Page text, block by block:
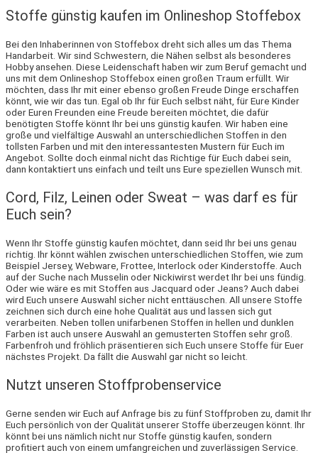
Stoffe günstig kaufen im Onlineshop Stoffebox
Bei den Inhaberinnen von Stoffebox dreht sich alles um das Thema
Handarbeit. Wir sind Schwestern, die Nähen selbst als besonderes
Hobby ansehen. Diese Leidenschaft haben wir zum Beruf gemacht und
uns mit dem Onlineshop Stoffebox einen großen Traum erfüllt. Wir
möchten, dass Ihr mit einer ebenso großen Freude Dinge erschaffen
könnt, wie wir das tun. Egal ob Ihr für Euch selbst näht, für Eure Kinder
oder Euren Freunden eine Freude bereiten möchtet, die dafür
benötigten Stoffe könnt Ihr bei uns günstig kaufen. Wir haben eine
große und vielfältige Auswahl an unterschiedlichen Stoffen in den
tollsten Farben und mit den interessantesten Mustern für Euch im
Angebot. Sollte doch einmal nicht das Richtige für Euch dabei sein,
dann kontaktiert uns einfach und teilt uns Eure speziellen Wunsch mit.
Cord, Filz, Leinen oder Sweat – was darf es für
Euch sein?
Wenn Ihr Stoffe günstig kaufen möchtet, dann seid Ihr bei uns genau
richtig. Ihr könnt wählen zwischen unterschiedlichen Stoffen, wie zum
Beispiel Jersey, Webware, Frottee, Interlock oder Kinderstoffe. Auch
auf der Suche nach Musselin oder Nickiwirst werdet Ihr bei uns fündig.
Oder wie wäre es mit Stoffen aus Jacquard oder Jeans? Auch dabei
wird Euch unsere Auswahl sicher nicht enttäuschen. All unsere Stoffe
zeichnen sich durch eine hohe Qualität aus und lassen sich gut
verarbeiten. Neben tollen unifarbenen Stoffen in hellen und dunklen
Farben ist auch unsere Auswahl an gemusterten Stoffen sehr groß.
Farbenfroh und fröhlich präsentieren sich Euch unsere Stoffe für Euer
nächstes Projekt. Da fällt die Auswahl gar nicht so leicht.
Nutzt unseren Stoffprobenservice
Gerne senden wir Euch auf Anfrage bis zu fünf Stoffproben zu, damit Ihr
Euch persönlich von der Qualität unserer Stoffe überzeugen könnt. Ihr
könnt bei uns nämlich nicht nur Stoffe günstig kaufen, sondern
profitiert auch von einem umfangreichen und zuverlässigen Service.